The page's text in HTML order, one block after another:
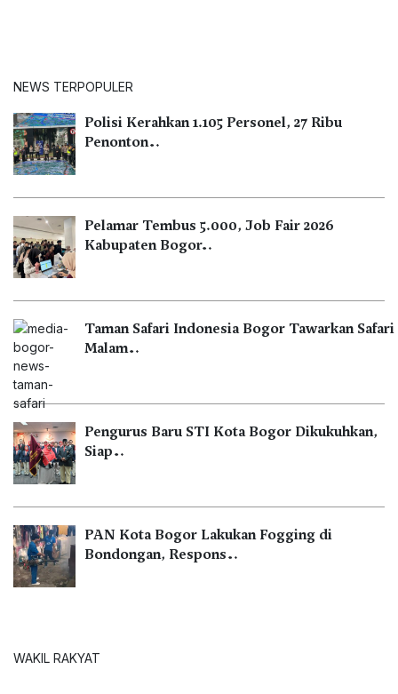
NEWS TERPOPULER
Polisi Kerahkan 1.105 Personel, 27 Ribu
Penonton…
Pelamar Tembus 5.000, Job Fair 2026
Kabupaten Bogor…
Taman Safari Indonesia Bogor Tawarkan Safari
Malam…
Pengurus Baru STI Kota Bogor Dikukuhkan,
Siap…
PAN Kota Bogor Lakukan Fogging di
Bondongan, Respons…
WAKIL RAKYAT